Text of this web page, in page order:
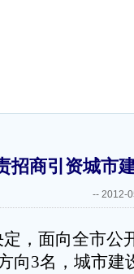
招商引资城市
-- 2012-
，面向全市公
向3名，城市建